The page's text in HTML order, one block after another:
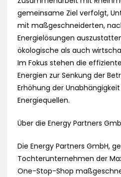
gemeinsame Ziel verfolgt,
mit maßgeschneiderten,
Energielösungen
ökologische als auch
Im Fokus stehen die
Energien zur Senkung der
Erhöhung der
Energiequellen.
Über die Energy Partners
Die Energy Partners GmbH,
Tochterunternehmen der
One-Stop-Shop